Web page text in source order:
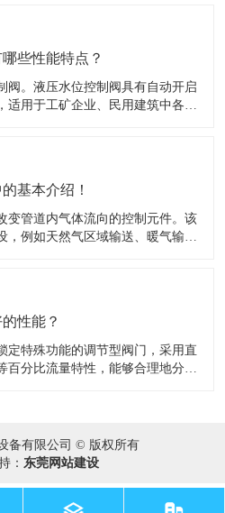
不舒适；楼上楼下冷热不均，或
些性能特点？
阀。液压水位控制阀具有自动开启
用于工矿企业、民用建筑中各种
门即开启供水，当水位上升到控
基本介绍！
管道内气体流向的控制元件。该
，例如天然气区域输送、暖气输
别： （1）按照气体在管道的
性能？
定特殊功能的调节型阀门，采用直
分比流量特性，能够合理地分配
备有限公司 © 版权所有
： 东莞网站建设